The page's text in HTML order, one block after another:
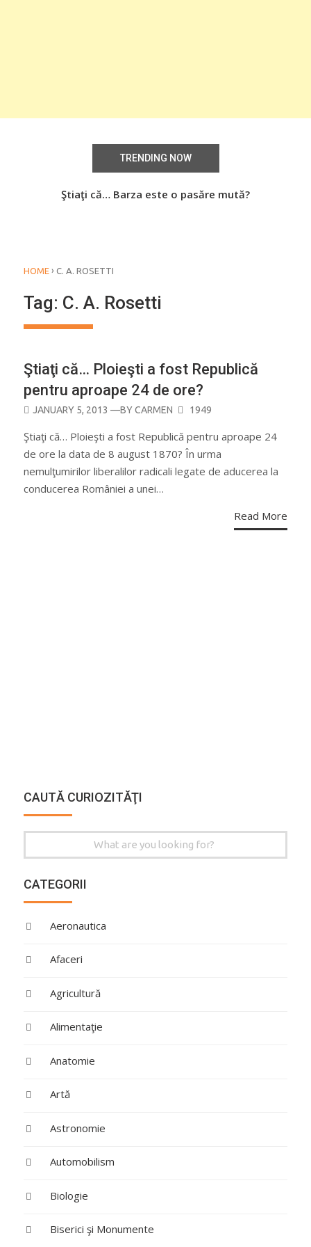
TRENDING NOW
Ştiaţi că… Barza este o pasăre mută?
HOME › C. A. ROSETTI
Tag: C. A. Rosetti
Ştiaţi că… Ploieşti a fost Republică
pentru aproape 24 de ore?
POSTED
JANUARY 5, 2013 —BYCARMEN 1949
Ştiaţi că… Ploieşti a fost Republică pentru aproape 24
de ore la data de 8 august 1870? În urma
nemulţumirilor liberalilor radicali legate de aducerea la
conducerea României a unei…
Read More
CAUTĂ CURIOZITĂŢI
for:
CATEGORII
Aeronautica
Afaceri
Agricultură
Alimentaţie
Anatomie
Artă
Astronomie
Automobilism
Biologie
Biserici şi Monumente